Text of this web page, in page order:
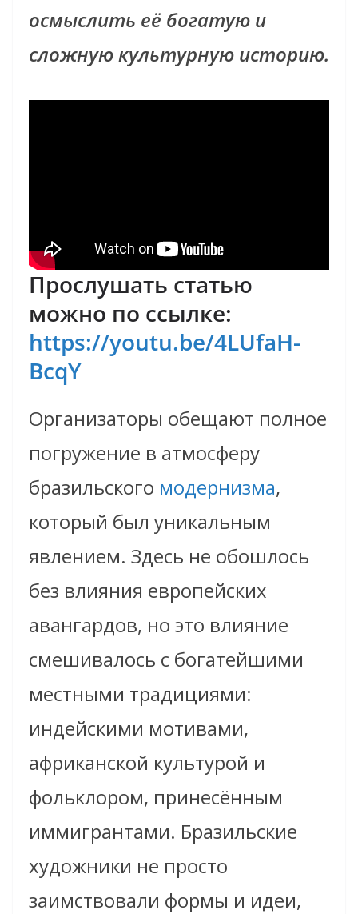
осмыслить её богатую и
сложную культурную историю.
Прослушать статью
можно по ссылке:
https://youtu.be/4LUfaH-
BcqY
Организаторы обещают полное
погружение в атмосферу
бразильского модернизма,
который был уникальным
явлением. Здесь не обошлось
без влияния европейских
авангардов, но это влияние
смешивалось с богатейшими
местными традициями:
индейскими мотивами,
африканской культурой и
фольклором, принесённым
иммигрантами. Бразильские
художники не просто
заимствовали формы и идеи,